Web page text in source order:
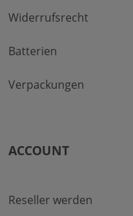
Widerrufsrecht
Batterien
Verpackungen
ACCOUNT
Reseller werden